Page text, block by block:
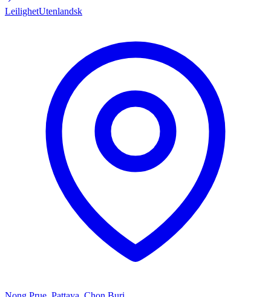
LeilighetUtenlandsk